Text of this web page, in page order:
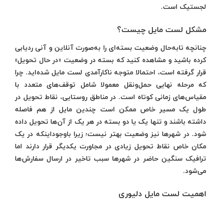
لجستیک است.
مشکل لست مایل چیست؟
چنانچه تابه‌حال وضعیت بسته‌ای را به‌صورت آنلاین و آنی ردیابی
کرده باشید و مشاهده کنید که بسته در وضعیت «در حال تحویل»
قرار گرفته است، احتمالا متوجه ناکارآمدی لست مایل شده‌اید. چرا
که مرحله نهایی حمل‌ونقل معمولا شامل توقف‌های متعدد با
مقیاس‌های زمانی کوتاه است. در مناطق روستایی، نقاط تحویل در
طول یک مسیر خاص ممکن است چندین مایل از هم فاصله
داشته باشند و تنها یک یا دو بسته در هر یک از آن‌ها تحویل داده
شود. در شهرها نیز وضعیت بهتر نیست؛ زیرا باوجوداینکه در یک
مکان خاص نقاط تحویل زیادی در مجاورت یکدیگر قرار دارند اما
ترافیک سنگین حاضر در شهرها سبب تاخیر در ارسال سفارش‌ها
می‌شود.
اهمیت لست مایل دلیوری